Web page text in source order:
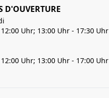
D'OUVERTURE
Uhr; 13:00 Uhr - 17:30 Uhr
Uhr; 13:00 Uhr - 17:00 Uhr